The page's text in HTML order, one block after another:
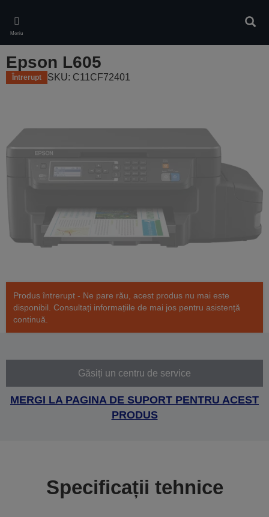
main
content
Meniu
Epson L605
Întrerupt SKU: C11CF72401
Produs întrerupt - Ne pare rău, acest produs nu mai este
disponibil. Consultați informațiile de mai jos pentru asistență
continuă.
Găsiți un centru de service
MERGI LA PAGINA DE SUPORT PENTRU ACEST
PRODUS
Specificații tehnice